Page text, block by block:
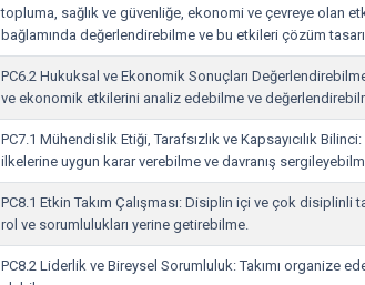
topluma, sağlık ve güvenliğe, ekonomi ve çevreye olan
bağlamında değerlendirebilme ve bu etkileri çözüm
PC6.2 Hukuksal ve Ekonomik Sonuçları
ve ekonomik etkilerini analiz edebilme ve
PC7.1 Mühendislik Etiği, Tarafsızlık ve Kapsayıcılık
ilkelerine uygun karar verebilme ve davranış
PC8.1 Etkin Takım Çalışması: Disiplin içi ve çok disiplinli
rol ve sorumlulukları yerine getirebilme.
PC8.2 Liderlik ve Bireysel Sorumluluk: Takımı organize